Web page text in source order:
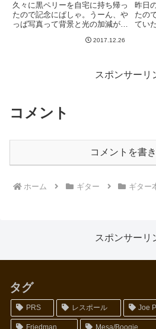
久々に黒ペリーを自宅に持ち帰っ
たので記念にぱしゃ。うーん、や
っぱ写真って背景と光の加減が重
まくりなので、「置ける場所」
ことない写真になりますな。逆
2017.12.26
昨日
たの
てい
ない
切り
っ...
スポンサーリ
コメント
コメントを書
ホーム ギター ギター
スポンサーリ
タグ
PRS レスポール Joe
Friedman Mesa/Boogie